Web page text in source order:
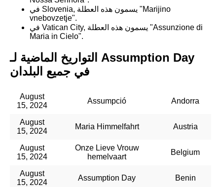
في Slovenia, يسمون هذه العطلة "Marijino
vnebovzetje".
في Vatican City, يسمون هذه العطلة "Assunzione di
Maria in Cielo".
التواريخ الماضية لـ Assumption Day
في جميع البلدان
August
15, 2024
Assumpció Andorra
August
15, 2024
Maria Himmelfahrt Austria
August
15, 2024
Onze Lieve Vrouw
hemelvaart
Belgium
August
15, 2024
Assumption Day Benin